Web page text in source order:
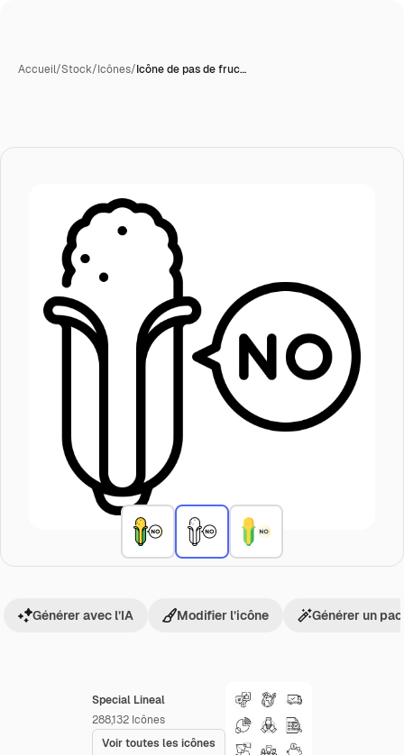
Accueil/Stock/Icônes/Icône de pas de fruc…
Special Lineal
288,132 Icônes
Voir toutes les icônes
Générer avec l’IA Modifier l’icône Générer un